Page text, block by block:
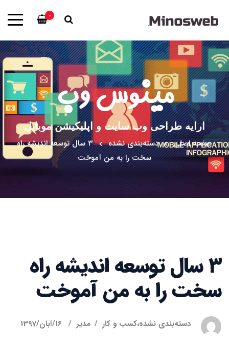
0
مینوس وب
ارایه طراحی وب سایت و اپلیکیشن موبایل
صفحه اصلی
دسته‌بندی نشده
3 سال توسعه اندیشه راه
سخت را به من آموخت
3 سال توسعه اندیشه راه
سخت را به من آموخت
دسته‌بندی نشده،کسب و کار مدیر 16/آبان/1397